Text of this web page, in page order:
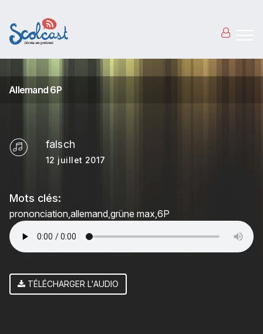
Allemand 6P
falsch
12 juillet 2017
Mots clés:
prononciation allemand grüne max 6P
TÉLÉCHARGER L'AUDIO